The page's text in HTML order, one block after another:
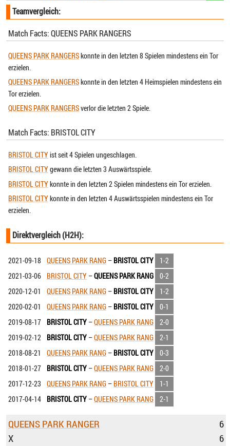
Teamvergleich:
Match Facts: QUEENS PARK RANGERS
QUEENS PARK RANGERSkonnte in den letzten 8 Spielen mindestens ein Tor
erzielen.
QUEENS PARK RANGERSkonnte in den letzten 4 Heimspielen mindestens ein
Tor erzielen.
QUEENS PARK RANGERSverlor die letzten 2 Spiele.
Match Facts: BRISTOL CITY
BRISTOL CITYist seit 4 Spielen ungeschlagen.
BRISTOL CITYgewann die letzten 3 Auswärtsspiele.
BRISTOL CITYkonnte in den letzten 2 Spielen mindestens ein Tor erzielen.
BRISTOL CITYkonnte in den letzten 4 Auswärtsspielen mindestens ein Tor
erzielen.
Direktvergleich (H2H):
2021-09-18 QUEENS PARK RANG – BRISTOL CITY
1-2
2021-03-06
BRISTOL CITY –QUEENS PARK RANG
0-2
2020-12-01
QUEENS PARK RANG – BRISTOL CITY
1-2
2020-02-01
QUEENS PARK RANG – BRISTOL CITY
0-1
2019-08-17
BRISTOL CITY –QUEENS PARK RANG
2-0
2019-02-12
BRISTOL CITY –QUEENS PARK RANG
2-1
2018-08-21
QUEENS PARK RANG – BRISTOL CITY
0-3
2018-01-27
BRISTOL CITY –QUEENS PARK RANG
2-0
2017-12-23
QUEENS PARK RANG – BRISTOL CITY
1-1
2017-04-14
BRISTOL CITY –QUEENS PARK RANG 2-1
QUEENS PARK RANGER
6
X
6